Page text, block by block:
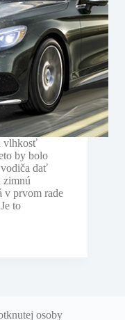
vlhkosť
by bolo
dať
zimnú
v prvom rade
to
osoby